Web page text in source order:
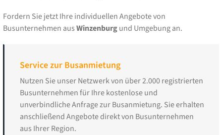
Fordern Sie jetzt Ihre individuellen Angebote von
Busunternehmen ausWinzenburgund Umgebung an.
Service zur Busanmietung
Nutzen Sie unser Netzwerk von über 2.000 registrierten
Busunternehmen für Ihre kostenlose und
unverbindliche Anfrage zur Busanmietung. Sie erhalten
anschließend Angebote direkt von Busunternehmen
aus Ihrer Region.